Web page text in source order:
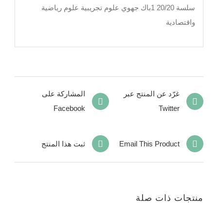
سلسة 20/20 1باك جهوي علوم تجريبية علوم رياضية
واقتصادية
المشاركة على
Facebook
غرّد عن المنتج عبر
Twitter
ثبت هذا المنتج Email This Product
منتجات ذات صلة